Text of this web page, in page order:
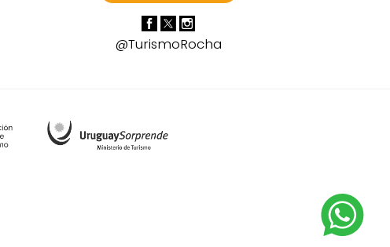
@TurismoRocha